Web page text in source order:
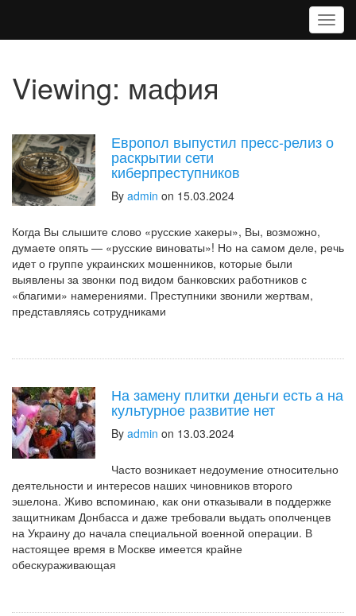
T
o
v
o
Viewing: мафия
Европол выпустил пресс-релиз о
раскрытии сети
киберпреступников
By admin on 15.03.2024
Когда Вы слышите слово «русские хакеры», Вы, возможно,
думаете опять — «русские виноваты»! Но на самом деле, речь
идет о группе украинских мошенников, которые были
выявлены за звонки под видом банковских работников с
«благими» намерениями. Преступники звонили жертвам,
представляясь сотрудниками
На замену плитки деньги есть а на
культурное развитие нет
By admin on 13.03.2024
Часто возникает недоумение относительно
деятельности и интересов наших чиновников второго
эшелона. Живо вспоминаю, как они отказывали в поддержке
защитникам Донбасса и даже требовали выдать ополченцев
на Украину до начала специальной военной операции. В
настоящее время в Москве имеется крайне
обескураживающая